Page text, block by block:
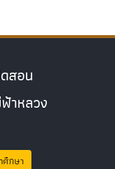
สอน
าหลวง
ศึกษา